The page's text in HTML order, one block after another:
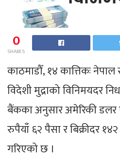
0
SHARES
काठमाडौँ, १४ कात्तिकः
विदेशी मुद्राको विनिमयदर
बैंकका अनुसार अमेरिकी
रुपैयाँ ६२ पैसा र बिक्रीदर
गरिएको छ ।